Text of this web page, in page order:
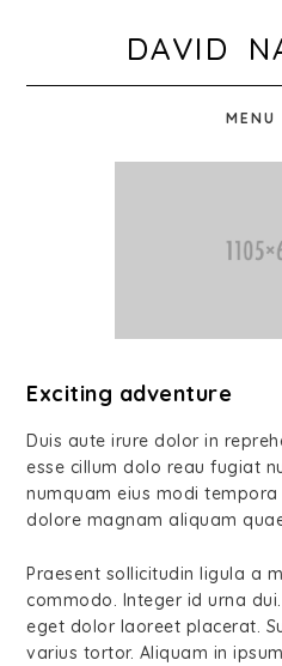
DAVID
MENU
Exciting adventure
Duis aute irure dolor in
esse cillum dolo reau fugiat
numquam eius modi
dolore magnam aliquam
Praesent sollicitudin ligula a
commodo. Integer id urna
eget dolor laoreet placerat.
varius tortor. Aliquam in